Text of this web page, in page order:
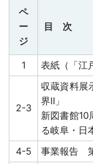
ペ
ー
ジ
目 次
1 表紙（「江
2-3
収蔵資料
界Ⅱ」
新図書館
る岐阜・日
4-5
事業報告